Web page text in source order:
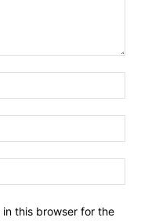
this browser for the